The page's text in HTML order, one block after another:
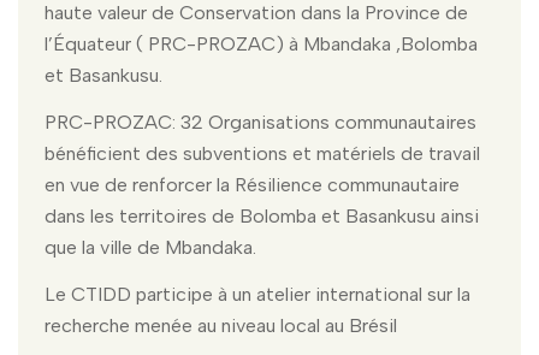
haute valeur de Conservation dans la Province de
l’Équateur ( PRC-PROZAC) à Mbandaka ,Bolomba
et Basankusu.
PRC-PROZAC: 32 Organisations communautaires
bénéficient des subventions et matériels de travail
en vue de renforcer la Résilience communautaire
dans les territoires de Bolomba et Basankusu ainsi
que la ville de Mbandaka.
Le CTIDD participe à un atelier international sur la
recherche menée au niveau local au Brésil